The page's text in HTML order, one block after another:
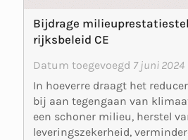
Bijdrage
rijksbeleid CE
Datum toegevoegd 7 juni 2024
In hoeverre draagt het
bij aan tegengaan van
een schoner milieu, herstel
leveringszekerheid,